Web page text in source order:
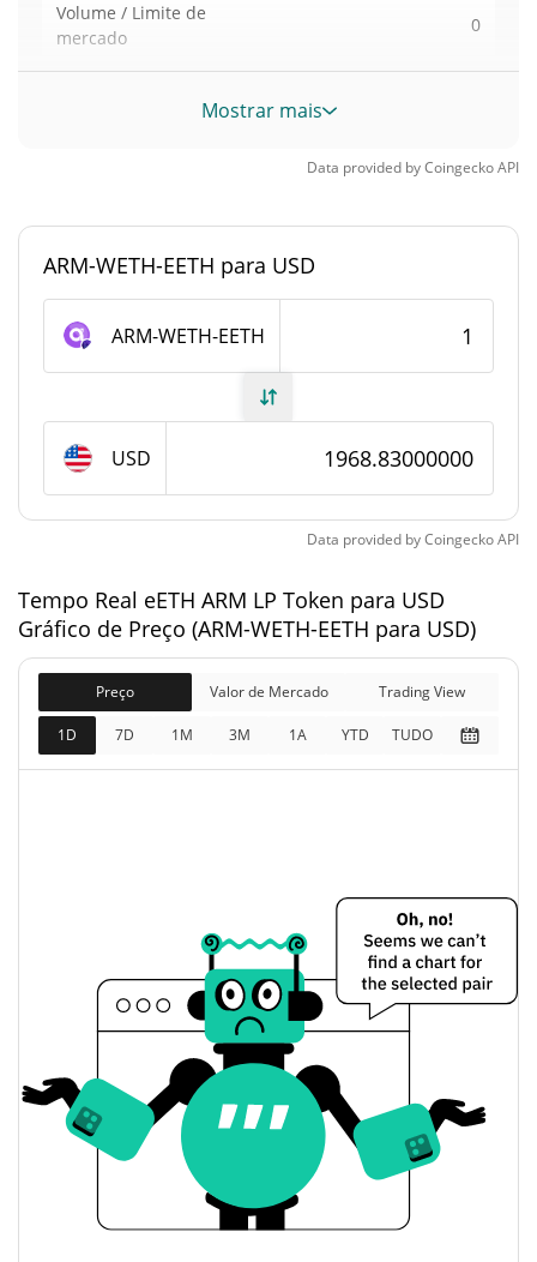
Volume / Limite de
mercado
0
Dominio de mercado
#5511
Fornecimento de eETH ARM LP Token
Fornecimento em
circulação
Fornecimento máximo 0 ARM-WETH-EETH
eETH ARM LP Token Capitalização de mercado
$116,161
Totalmente diluído
Limite de mercado
$116,161
0.06%
eETH ARM LP Token Preço Ontem
A mudança de ontem 0.06%
Histórico do preço do eETH ARM LP Token
7 dias Baixa / 7 dias Alta $1,876.1956 / $1,991.9127
30 dias Baixa / 30 dias
Alta
$1,943.1904 / $1,991.9127
90 dias Baixa / 90 dias
$1,904.1201 / $1,991.9127
Mostrar mais
Data provided byCoingeckoAPI
ARM-WETH-EETH para USD
ARM-WETH-EETH
USD
Data provided byCoingeckoAPI
Tempo Real eETH ARM LP Token para USD
Gráfico de Preço (ARM-WETH-EETH para USD)
Preço Valor de Mercado Trading View
1D 7D 1M 3M 1A YTD TUDO